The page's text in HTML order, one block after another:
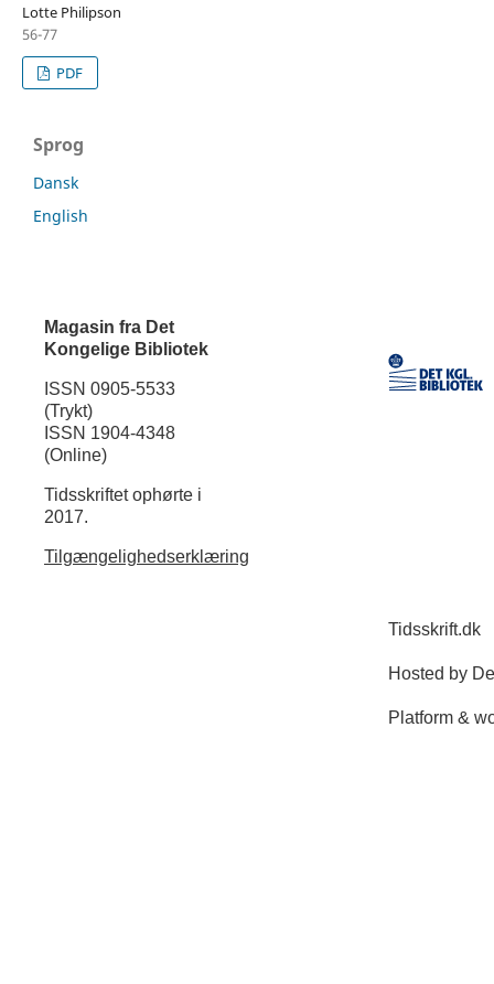
Lotte Philipson
56-77
PDF
Sprog
Dansk
English
Magasin fra Det
Kongelige Bibliotek
ISSN 0905-5533
(Trykt)
ISSN 1904-4348
(Online)
Tidsskriftet ophørte i
2017.
Tilgængelighedserklæring